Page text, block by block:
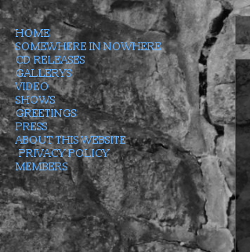
HOME
SOMEWHERE IN NOWHERE
CD RELEASES
GALLERYS
VIDEO
SHOWS
GREETINGS
PRESS
ABOUT THIS WEBSITE
PRIVACY POLICY
MEMBERS